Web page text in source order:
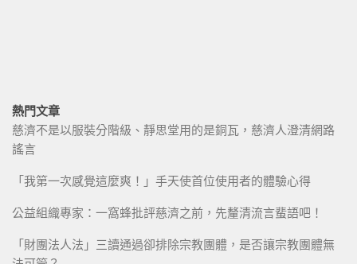
熱門文章
慈濟不是以服裝分階級、靜思堂用的是銅瓦，慈濟人澄清網路
謠言
「我第一次感覺這麼爽！」手天使首位使用者的體驗心得
公益組織專家：一窩蜂批評慈濟之前，先釐清流言蜚語吧！
「財團法人法」三讀通過卻排除宗教團體，是否讓宗教團體無